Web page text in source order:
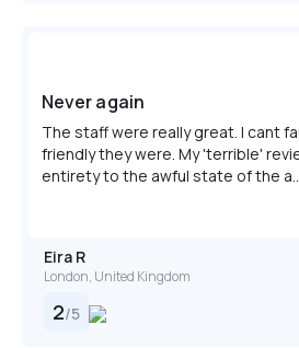
Eira R
London, United Kingdom
2/5
Never again
The staff were really great. I cant
friendly they were. My 'terrible'
entirety to the awful state of the a...